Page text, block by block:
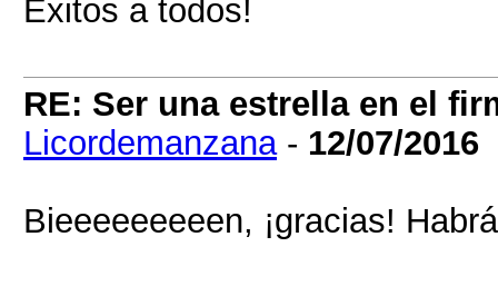
Éxitos a todos!
RE: Ser una estrella en el
Licordemanzana- 12/07/2016
Bieeeeeeeeen, ¡gracias!